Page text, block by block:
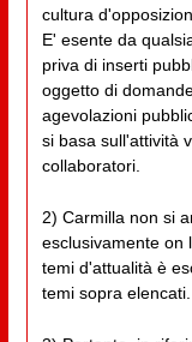
cultura
E' esente da
priva di inserti
oggetto di
agevolazioni
si basa sull'attività
collaboratori.
2) Carmilla non si
esclusivamente on
temi d'attualità è
temi sopra elencati.